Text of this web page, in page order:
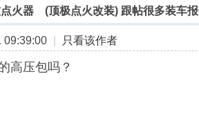
索
火器 (顶极点火改装) 跟帖很多装车
09:39:00 只看该作者
高压包吗？